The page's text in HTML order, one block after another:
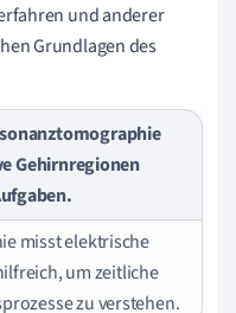
und anderer
Grundlagen des
Gehirnregionen
misst elektrische
um zeitliche
zu verstehen.